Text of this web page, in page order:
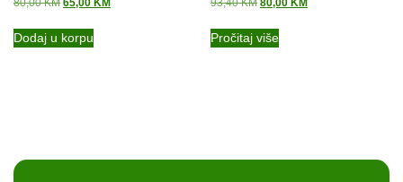
80,00KM 65,00 KM
Dodaj u korpu
93,40KM 80,00 KM
Pročitaj više